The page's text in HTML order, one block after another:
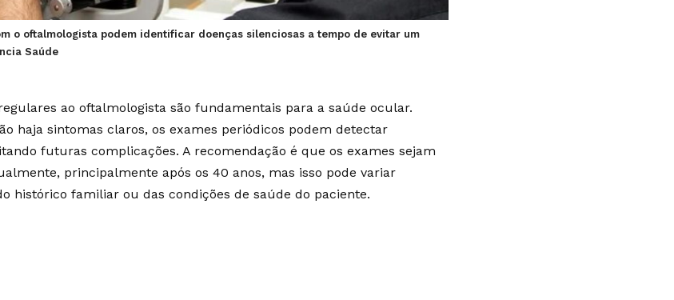
o oftalmologista podem identificar doenças silenciosas a tempo de evitar um
Saúde
ao oftalmologista são fundamentais para a saúde ocular.
haja sintomas claros, os exames periódicos podem detectar
futuras complicações. A recomendação é que os exames sejam
principalmente após os 40 anos, mas isso pode variar
histórico familiar ou das condições de saúde do paciente.